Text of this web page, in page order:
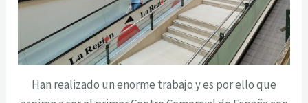
Han realizado un enorme trabajo y es por ello que